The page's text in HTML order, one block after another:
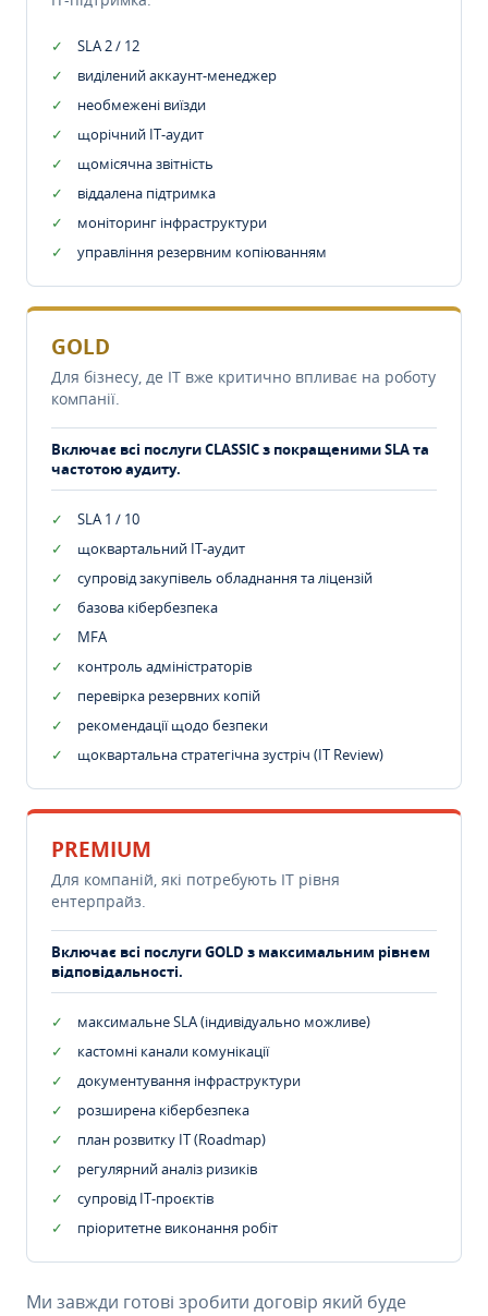
SLA 2 / 12
виділений аккаунт-менеджер
необмежені виїзди
щорічний IT-аудит
щомісячна звітність
віддалена підтримка
моніторинг інфраструктури
управління резервним копіюванням
GOLD
Для бізнесу, де IT вже критично впливає на роботу
компанії.
Включає всі послуги CLASSIC з покращеними SLA та
частотою аудиту.
SLA 1 / 10
щоквартальний IT-аудит
супровід закупівель обладнання та ліцензій
базова кібербезпека
MFA
контроль адміністраторів
перевірка резервних копій
рекомендації щодо безпеки
щоквартальна стратегічна зустріч (IT Review)
PREMIUM
Для компаній, які потребують ІТ рівня
ентерпрайз.
Включає всі послуги GOLD з максимальним рівнем
відповідальності.
максимальне SLA (індивідуально можливе)
кастомні канали комунікації
документування інфраструктури
розширена кібербезпека
план розвитку IT (Roadmap)
регулярний аналіз ризиків
супровід ІТ-проєктів
пріоритетне виконання робіт
Ми завжди готові зробити договір який буде